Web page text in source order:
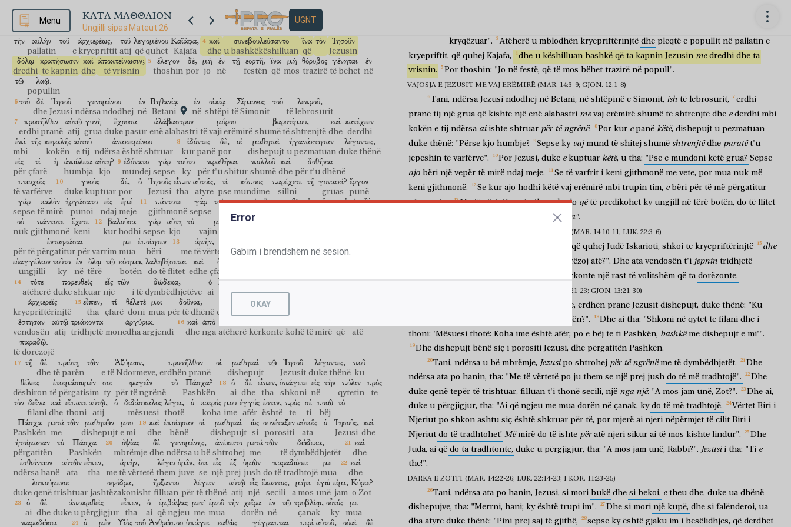
Menu ΚΑΤΑ ΜΑΘΘΑΙΟΝ
Ungjilli sipas Mateut 26
UGNT
se mbas dy ditësh Pashka ndodh dhe i Njeriut do të dorëzohet për
σταυρωθῆναι.
për t'u kryqëzuar
τότε
atëherë
συνήχθησαν
u mblodhën
οἱ ἀρχιερεῖς καὶ
dhe
οἱ πρεσβύτεροι
pleqtë
τοῦ
τὴν αὐλὴν
pallatin
τοῦ ἀρχιερέως,
e kryepriftit
τοῦ
atij
λεγομένου
që quhet
Καϊάφα,
Kajafa
καὶ
dhe
συνεβουλεύσαντο
u bashkëkëshilluan
ἵνα
që
τὸν Ἰησοῦν
Jezusin
δόλῳ
dredhi
κρατήσωσιν
të kapnin
καὶ
dhe
ἀποκτείνωσιν;
të vrisnin
ἔλεγον
thoshin
δέ,
por
μὴ
jo
ἐν
në
τῇ ἑορτῇ,
festën
ἵνα
që
μὴ
mos
θόρυβος
trazirë
γένηται
të bëhet
ἐν
në
τῷ λαῷ.
popullin
τοῦ δὲ
dhe
Ἰησοῦ
Jezusi
γενομένου
ndërsa ndodhej
ἐν
në
Βηθανίᾳ
Betani
ἐν
në
οἰκίᾳ
shtëpi
Σίμωνος
të Simonit
τοῦ λεπροῦ,
të lebrosurit
προσῆλθεν
erdhi pranë
αὐτῷ
atij
γυνὴ
grua
ἔχουσα
duke pasur
ἀλάβαστρον
enë alabastri
μύρου
të vaji erëmirë
βαρυτίμου,
shumë të shtrenjtë
καὶ
dhe
κατέχεεν
derdhi
ἐπὶ
mbi
τῆς κεφαλῆς
kokën
αὐτοῦ
e tij
ἀνακειμένου.
ndërsa është shtruar
ἰδόντες
kur panë
δὲ,
por
οἱ μαθηταὶ
dishepujt
ἠγανάκτησαν
u pezmatuan
λέγοντες,
duke thënë
εἰς
për
τί
çfarë
ἡ ἀπώλεια
humbja
αὕτη?
kjo
ἐδύνατο
mundej
γὰρ
sepse
τοῦτο
ky
πραθῆναι
për t'u shitur
πολλοῦ
shumë
καὶ
dhe
δοθῆναι
për t'u dhënë
πτωχοῖς.
të varfërve
γνοὺς
duke kuptuar
δὲ,
por
ὁ Ἰησοῦς
Jezusi
εἶπεν
tha
αὐτοῖς,
atyre
τί
pse
κόπους
mundime
παρέχετε
sillni
τῇ γυναικί?
gruas
ἔργον
punë
γὰρ
sepse
καλὸν
të mirë
ἠργάσατο
punoi
εἰς
ndaj
ἐμέ.
meje
πάντοτε
gjithmonë
γὰρ
sepse
τοὺς πτωχοὺς
të varfrit
ἔχετε μεθ’ ἑαυτῶν, ἐμὲ δὲ
οὐ
nuk
πάντοτε
gjithmonë
ἔχετε.
keni
βαλοῦσα
kur hodhi
γὰρ
sepse
αὕτη
kjo
τὸ μύρον
vajin erëmirë
τοῦτο
ἐνταφιάσαι
për të përgatitur për varrim
με
mua
ἐποίησεν.
bëri
ἀμὴν,
me të vërtetë them juve kudo të predikohet
εὐαγγέλιον
ungjilli
τοῦτο
ky
ἐν
në
ὅλῳ
tërë
τῷ κόσμῳ,
botën
λαληθήσεται
do të flitet
καὶ
edhe
ὃ
çfarë
τότε
atëherë
πορευθεὶς
duke shkuar
εἷς
një
τῶν δώδεκα,
i të dymbëdhjetëve
ὁ
ai
λεγόμενος
që quhet
Ἰούδας
Judë
Ἰσκαριώτης
Iskarioti
πρὸς τοὺς
ἀρχιερεῖς
kryepriftërinjtë
εἶπεν,
tha
τί
çfarë
θέλετέ
doni
μοι
mua
δοῦναι,
për të dhënë dhe unë
ὑμῖν
do të dorëzoj
ἔστησαν
vendosën
αὐτῷ
atij
τριάκοντα
tridhjetë
ἀργύρια.
monedha argjendi
καὶ
dhe
ἀπὸ
nga atëherë kërkonte kohë të mirë që atë
παραδῷ.
të dorëzojë
τῇ δὲ
dhe
πρώτῃ
të parën
τῶν Ἀζύμων,
e të Ndormeve,
προσῆλθον
erdhën pranë
οἱ μαθηταὶ
dishepujt
τῷ Ἰησοῦ
Jezusit
λέγοντες,
duke thënë
ποῦ
ku
θέλεις
dëshiron
ἑτοιμάσωμέν
të përgatisim
σοι
ty
φαγεῖν
për të ngrënë
τὸ Πάσχα?
Pashkën
ὁ
ai
δὲ
dhe
εἶπεν,
tha
ὑπάγετε
shkoni
εἰς
në
τὴν πόλιν
qytetin
πρὸς
te
τὸν δεῖνα
filani
καὶ
dhe
εἴπατε
thoni
αὐτῷ,
atij
ὁ διδάσκαλος
mësuesi
λέγει,
thotë
ὁ καιρός
koha
μου
ime
ἐγγύς
afër
ἐστιν;
është
πρὸς
te
σὲ
ti
ποιῶ
bëj
τὸ
Πάσχα
Pashkën
μετὰ
me
τῶν μαθητῶν
dishepujt
μου.
e mi
καὶ
dhe
ἐποίησαν
bënë
οἱ μαθηταὶ
dishepujt
ὡς
si
συνέταξεν
porositi
αὐτοῖς
ata
ὁ Ἰησοῦς,
Jezusi
καὶ
dhe
ἡτοίμασαν
përgatitën
τὸ Πάσχα.
Pashkën
ὀψίας
mbrëmje
δὲ
dhe
γενομένης,
ndërsa u bë
ἀνέκειτο
shtrohej
μετὰ
me
τῶν δώδεκα,
të dymbëdhjetët
καὶ
dhe
ἐσθιόντων
ndërsa hanë
αὐτῶν
ata
εἶπεν,
tha
ἀμὴν,
me të vërtetë
λέγω
them
ὑμῖν,
juve
ὅτι
se
εἷς
një
ἐξ
prej
ὑμῶν
jush
παραδώσει
do të tradhtojë
με.
mua
καὶ
dhe
λυπούμενοι
duke qenë trishtuar
σφόδρα,
jashtëzakonisht
ἤρξαντο
filluan
λέγειν
për të thënë
αὐτῷ
atij
εἷς
një
ἕκαστος,
secili
μήτι
a mos
ἐγώ
unë
εἰμι,
jam
Κύριε?
o Zot
ὁ
ai
δὲ
dhe
ἀποκριθεὶς
duke u përgjigjur
εἶπεν,
tha
ὁ
ai
ἐμβάψας
që ngjeu
μετ’
me
ἐμοῦ
mua
τὴν χεῖρα
dorën
ἐν
në
τῷ τρυβλίῳ,
çanak
οὗτός
ky
με
mua
παραδώσει. ὁ μὲν Υἱὸς τοῦ Ἀνθρώπου ὑπάγει καθὼς γέγραπται περὶ αὐτοῦ, οὐαὶ δὲ
kryqëzuar".
Atëherë u mblodhën kryepriftërinjtë dhe pleqtë e popullit në pallatin e
kryepriftit, që quhej Kajafa, dhe u këshilluan bashkë që ta kapnin Jezusin me dredhi dhe ta
vrisnin.
Por thoshin: "Jo në festë, që të mos bëhet trazirë në popull".
VAJOSJA E JEZUSIT ME VAJ ERËMIRË (MAR. 14:3-9; GJON. 12:1-8)
Tani, ndërsa Jezusi ndodhej në Betani, në shtëpinë e Simonit, ish të lebrosurit,
erdhi
pranë tij një grua që kishte një enë alabastri me vaj erëmirë shumë të shtrenjtë dhe e derdhi mbi
kokën e tij ndërsa ai ishte shtruar për të ngrënë. Por kur e panë këtë, dishepujt u pezmatuan
duke thënë: "Përse kjo humbje? Sepse ky vaj mund të shitej shumë shtrenjtë dhe paratë t'u
jepeshin të varfërve". Por Jezusi, duke e kuptuar këtë, u tha: "Pse e mundoni këtë grua? Sepse
ajo bëri një vepër të mirë ndaj meje. Se të varfrit i keni gjithmonë me vete, por mua nuk më
keni gjithmonë. Se kur ajo hodhi këtë vaj erëmirë mbi trupin tim, e bëri për të më përgatitur
për varrim. Me të vërtetë po ju them: kudo që të predikohet ky ungjill në tërë botën, do të flitet
kjo grua".
JUDA MERR PËRSIPËR TË DORËZOJË JEZUSIN (MAR. 14:10-11; LUK. 22:3-6)
që quhej Judë Iskarioti, shkoi te kryepriftërinjtë dhe
dorëzoj atë?". Dhe ata vendosën t'i jepnin tridhjetë
kërkonte një rast të volitshëm që ta dorëzonte.
DARKA E PASHKËS (MAR. 14:12-21; LUK. 22:7-14, 21-23; GJON. 13:21-30)
Ndormeve, erdhën pranë Jezusit dishepujt, duke thënë: "Ku
Pashkën?". Dhe ai tha: "Shkoni në qytet te filani dhe i
thoni: 'Mësuesi thotë: Koha ime është afër; po e bëj te ti Pashkën, bashkë me dishepujt e mi'".
Dhe dishepujt bënë siç i porositi Jezusi, dhe përgatitën Pashkën.
Tani, ndërsa u bë mbrëmje, Jezusi po shtrohej për të ngrënë me të dymbëdhjetët.
Dhe
ndërsa ata po hanin, tha: "Me të vërtetë po ju them se një prej jush do të më tradhtojë".
Dhe
duke qenë tepër të trishtuar, filluan t'i thonë secili, një nga një: "A mos jam unë, Zot?". Dhe ai,
duke u përgjigjur, tha: "Ai që ngjeu me mua dorën në çanak, ky do të më tradhtojë. Vërtet Biri i
Njeriut po shkon ashtu siç është shkruar për të, por mjerë ai njeri nëpërmjet të cilit Biri i
Njeriut do të tradhtohet! Më mirë do të ishte për atë njeri sikur ai të mos kishte lindur".
Dhe
Juda, ai që do ta tradhtonte, duke u përgjigjur, tha: "A mos jam unë, Rabbi?". Jezusi i tha: "Ti e
the!".
DARKA E ZOTIT (MAR. 14:22-26; LUK. 22:14-23; I KOR. 11:23-25)
Tani, ndërsa ata po hanin, Jezusi, si mori bukë dhe si bekoi, e theu dhe, duke ua dhënë
dishepujve, tha: "Merrni, hani; ky është trupi im". Dhe si mori një kupë, dhe si falënderoi, ua
dha atyre duke thënë: "Pini prej saj të gjithë, sepse ky është gjaku im i besëlidhjes, që derdhet
Error
Gabim i brendshëm në sesion.
OKAY